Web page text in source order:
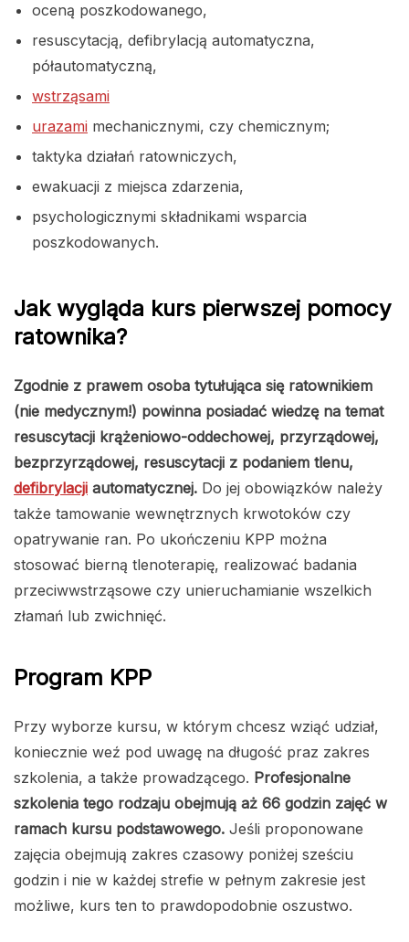
oceną poszkodowanego,
resuscytacją, defibrylacją automatyczna,
półautomatyczną,
wstrząsami
urazami mechanicznymi, czy chemicznym;
taktyka działań ratowniczych,
ewakuacji z miejsca zdarzenia,
psychologicznymi składnikami wsparcia
poszkodowanych.
Jak wygląda kurs pierwszej pomocy
ratownika?
Zgodnie z prawem osoba tytułująca się ratownikiem
(nie medycznym!) powinna posiadać wiedzę na temat
resuscytacji krążeniowo-oddechowej, przyrządowej,
bezprzyrządowej, resuscytacji z podaniem tlenu,
defibrylacji automatycznej. Do jej obowiązków należy
także tamowanie wewnętrznych krwotoków czy
opatrywanie ran. Po ukończeniu KPP można
stosować bierną tlenoterapię, realizować badania
przeciwwstrząsowe czy unieruchamianie wszelkich
złamań lub zwichnięć.
Program KPP
Przy wyborze kursu, w którym chcesz wziąć udział,
koniecznie weź pod uwagę na długość praz zakres
szkolenia, a także prowadzącego. Profesjonalne
szkolenia tego rodzaju obejmują aż 66 godzin zajęć w
ramach kursu podstawowego. Jeśli proponowane
zajęcia obejmują zakres czasowy poniżej sześciu
godzin i nie w każdej strefie w pełnym zakresie jest
możliwe, kurs ten to prawdopodobnie oszustwo.